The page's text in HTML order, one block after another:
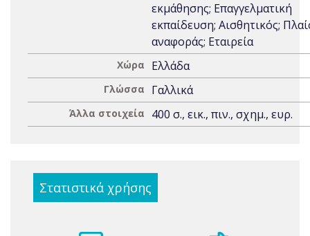
εκμάθησης; Επαγγελματική
εκπαίδευση; Αισθητικός;
αναφοράς; Εταιρεία
Χώρα Ελλάδα
Γλώσσα Γαλλικά
Άλλα στοιχεία 400 σ., εικ., πιν., σχημ., ευρ.
Στατιστικά χρήσης